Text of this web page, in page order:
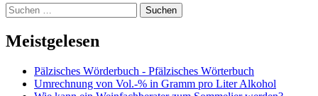
Suchen
nach:
Meistgelesen
Pälzisches Wörderbuch - Pfälzisches Wörterbuch
Umrechnung von Vol.-% in Gramm pro Liter Alkohol